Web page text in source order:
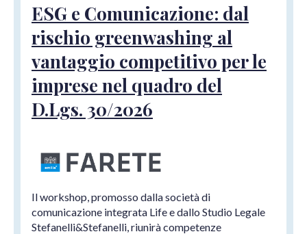
ESG e Comunicazione: dal
rischio greenwashing al
vantaggio competitivo per le
imprese nel quadro del
D.Lgs. 30/2026
Il workshop, promosso dalla società di
comunicazione integrata Life e dallo Studio Legale
Stefanelli&Stefanelli, riunirà competenze